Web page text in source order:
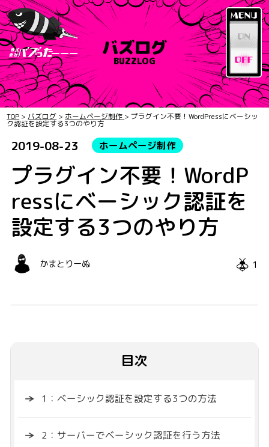
バズログ
BUZZLOG
TOP > バズログ > ホームページ制作 >プラグイン不要！WordPressにベーシッ
ク認証を設定する3つのやり方
2019-08-23 ホームページ制作
プラグイン不要！WordP
ressにベーシック認証を
設定する3つのやり方
かまとりーぬ 1
目次
1：ベーシック認証を設定する3つの方法
2：サーバーでベーシック認証を行う方法